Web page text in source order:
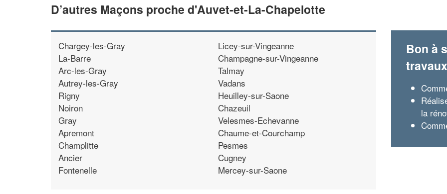
D’autres Maçons proche d'Auvet-et-La-Chapelotte
Chargey-les-Gray
La-Barre
Arc-les-Gray
Autrey-les-Gray
Rigny
Noiron
Gray
Apremont
Champlitte
Ancier
Fontenelle
Licey-sur-Vingeanne
Champagne-sur-Vingeanne
Talmay
Vadans
Heuilley-sur-Saone
Chazeuil
Velesmes-Echevanne
Chaume-et-Courchamp
Pesmes
Cugney
Mercey-sur-Saone
Bon à
travaux
la